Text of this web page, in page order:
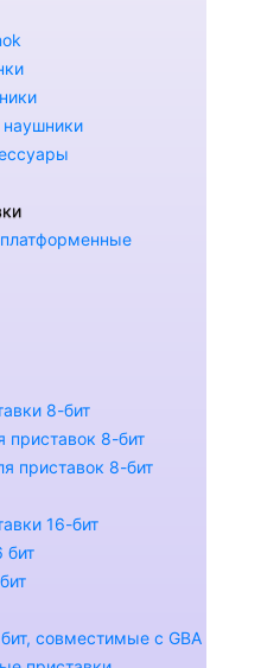
8-бит
приставок 8-бит
приставок 8-бит
16-бит
бит
совместимые с GBA